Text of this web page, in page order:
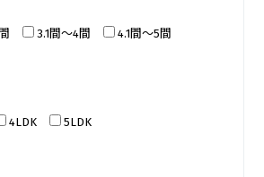
3.1間～4間
4.1間～5間
4LDK 5LDK